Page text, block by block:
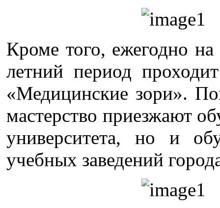
Кроме того, ежегодно
летний период
«Медицинские зори».
мастерство приезжают
университета, но и
учебных заведений